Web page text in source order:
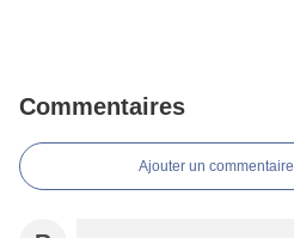
Commentaires
Ajouter un commentaire